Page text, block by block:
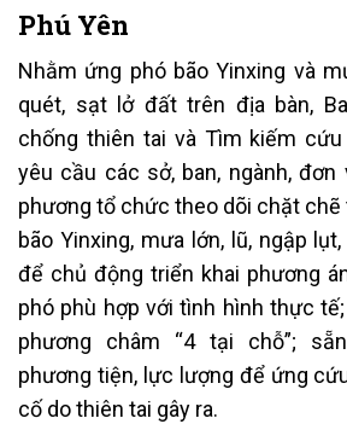
Phú Yên
Nhằm ứng phó bão Yinxing và
quét, sạt lở đất trên địa bàn,
chống thiên tai và Tìm kiếm
yêu cầu các sở, ban, ngành, đơn
phương tổ chức theo dõi chặt chẽ
bão Yinxing, mưa lớn, lũ, ngập
để chủ động triển khai phương
phó phù hợp với tình hình thực
phương châm “4 tại chỗ”;
phương tiện, lực lượng để ứng
cố do thiên tai gây ra.